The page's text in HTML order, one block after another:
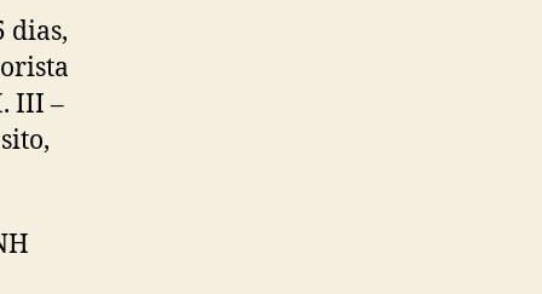
dias,
III –